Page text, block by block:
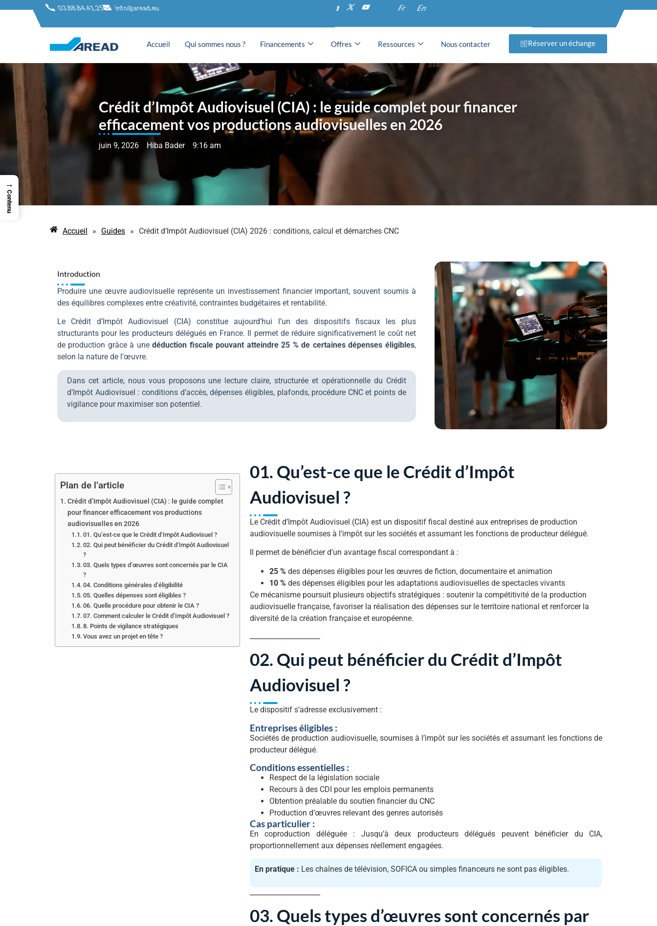
03.88.84.41.25 info@aread.eu Fr En
Accueil Qui sommes nous ? Financements Offres Ressources Nous contacter Réserver un échange
Crédit d’Impôt Audiovisuel (CIA) : le guide complet pour financer
efficacement vos productions audiovisuelles en 2026
juin 9, 2026 Hiba Bader 9:16 am
Accueil » Guides » Crédit d’Impôt Audiovisuel (CIA) 2026 : conditions, calcul et démarches CNC
Introduction
Produire une œuvre audiovisuelle représente un investissement financier important, souvent soumis à
des équilibres complexes entre créativité, contraintes budgétaires et rentabilité.
Le Crédit d’Impôt Audiovisuel (CIA) constitue aujourd’hui l’un des dispositifs fiscaux les plus
structurants pour les producteurs délégués en France. Il permet de réduire significativement le coût net
de production grâce à unedéduction fiscale pouvant atteindre 25 % de certaines dépenses éligibles,
selon la nature de l’œuvre.
Dans cet article, nous vous proposons une lecture claire, structurée et opérationnelle du Crédit
d’Impôt Audiovisuel : conditions d’accès, dépenses éligibles, plafonds, procédure CNC et points de
vigilance pour maximiser son potentiel.
Plan de l’article
Crédit d’Impôt Audiovisuel (CIA) : le guide complet
pour financer efficacement vos productions
audiovisuelles en 2026
01. Qu’est-ce que le Crédit d’Impôt Audiovisuel ?
02. Qui peut bénéficier du Crédit d’Impôt Audiovisuel
?
03. Quels types d’œuvres sont concernés par le CIA
?
04. Conditions générales d’éligibilité
05. Quelles dépenses sont éligibles ?
06. Quelle procédure pour obtenir le CIA ?
07. Comment calculer le Crédit d’Impôt Audiovisuel ?
8. Points de vigilance stratégiques
Vous avez un projet en tête ?
01. Qu’est-ce que le Crédit d’Impôt
Audiovisuel ?
Le Crédit d’Impôt Audiovisuel (CIA) est un dispositif fiscal destiné aux entreprises de production
audiovisuelle soumises à l’impôt sur les sociétés et assumant les fonctions de producteur délégué.
Il permet de bénéficier d’un avantage fiscal correspondant à :
25 % des dépenses éligibles pour les œuvres de fiction, documentaire et animation
10 % des dépenses éligibles pour les adaptations audiovisuelles de spectacles vivants
Ce mécanisme poursuit plusieurs objectifs stratégiques : soutenir la compétitivité de la production
audiovisuelle française, favoriser la réalisation des dépenses sur le territoire national et renforcer la
diversité de la création française et européenne.
02. Qui peut bénéficier du Crédit d’Impôt
Audiovisuel ?
Le dispositif s’adresse exclusivement :
Entreprises éligibles :
Sociétés de production audiovisuelle, soumises à l’impôt sur les sociétés et assumant les fonctions de
producteur délégué.
Conditions essentielles :
Respect de la législation sociale
Recours à des CDI pour les emplois permanents
Obtention préalable du soutien financier du CNC
Production d’œuvres relevant des genres autorisés
Cas particulier :
En coproduction déléguée : Jusqu’à deux producteurs délégués peuvent bénéficier du CIA,
proportionnellement aux dépenses réellement engagées.
En pratique : Les chaînes de télévision, SOFICA ou simples financeurs ne sont pas éligibles.
03. Quels types d’œuvres sont concernés par
→
Contenu